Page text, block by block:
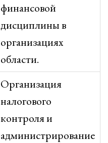
финансовой
дисциплины в
организациях
области.
Организация
налогового
контроля и
администрирование